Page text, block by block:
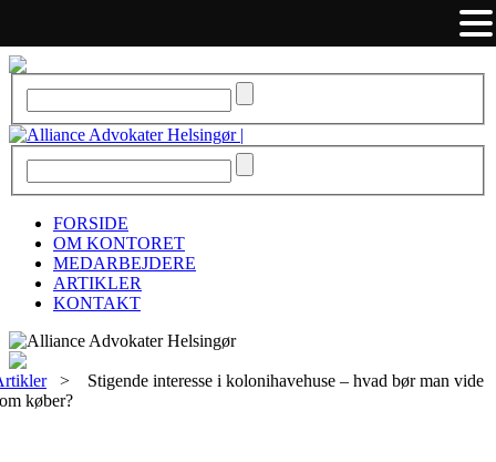
FORSIDE
OM KONTORET
MEDARBEJDERE
ARTIKLER
KONTAKT
> Stigende interesse i kolonihavehuse – hvad bør man vide
køber?